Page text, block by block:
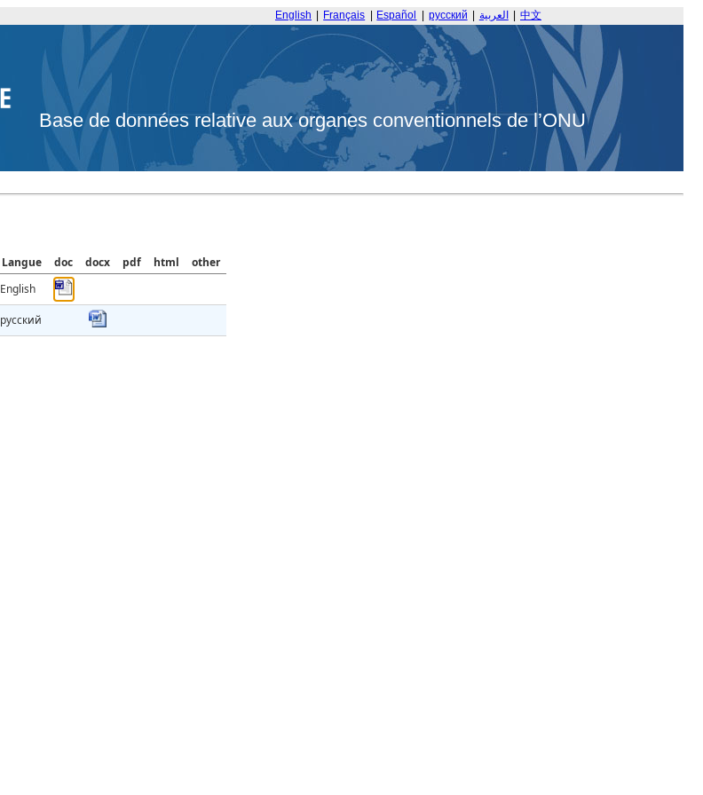
English Français Español русский العربية 中文
Base de données relative aux organes conventionnels de l’ONU
Langue doc docx pdf html
other
English
русский